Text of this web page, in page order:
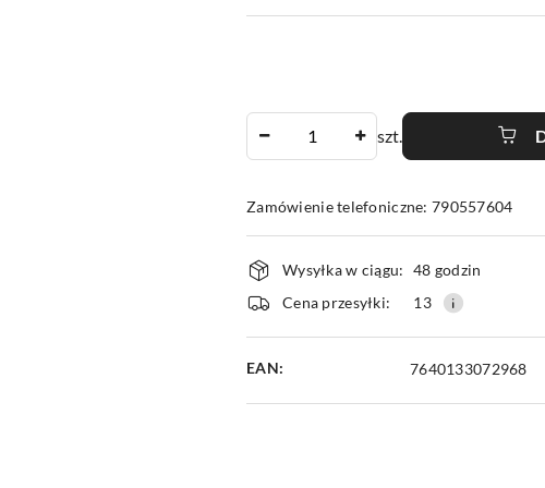
szt.
Zamówienie telefoniczne: 790557604
Dostępność
i
dostawa
Wysyłka w ciągu: 48 godzin
Cena przesyłki:
13
EAN: 7640133072968